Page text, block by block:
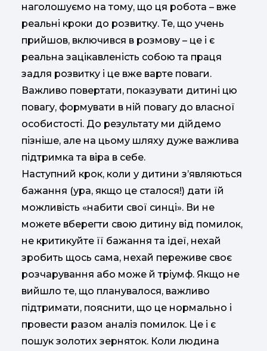
наголошуємо на тому, що ця робота – вже
реальні кроки до розвитку. Те, що учень
прийшов, включився в розмову – це і є
реальна зацікавленість собою та праця
задля розвитку і це вже варте поваги.
Важливо повертати, показувати дитині цю
повагу, формувати в ній повагу до власної
особистості. До результату ми дійдемо
пізніше, але на цьому шляху дуже важлива
підтримка та віра в себе.
Наступний крок, коли у дитини з’являються
бажання (ура, якщо це сталося!) дати їй
можливість «набити свої синці». Ви не
можете вберегти свою дитину від помилок,
не критикуйте її бажання та ідеї, нехай
зробить щось сама, нехай переживе своє
розчарування або може й тріумф. Якщо не
вийшло те, що планувалося, важливо
підтримати, пояснити, що це нормально і
провести разом аналіз помилок. Це і є
пошук золотих зерняток. Коли людина